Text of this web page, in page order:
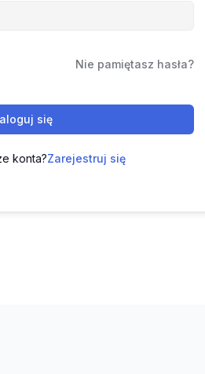
Nie pamiętasz hasła?
się
konta?Zarejestruj się